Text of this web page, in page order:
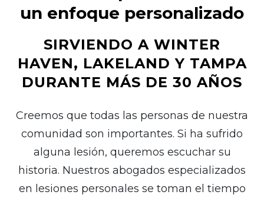
un enfoque personalizado
SIRVIENDO A WINTER
HAVEN, LAKELAND Y TAMPA
DURANTE MÁS DE 30 AÑOS
Creemos que todas las personas de nuestra
comunidad son importantes. Si ha sufrido
alguna lesión, queremos escuchar su
historia. Nuestros abogados especializados
en lesiones personales se toman el tiempo